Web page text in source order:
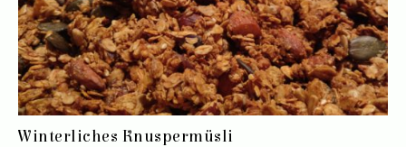
Winterliches Knuspermüsli